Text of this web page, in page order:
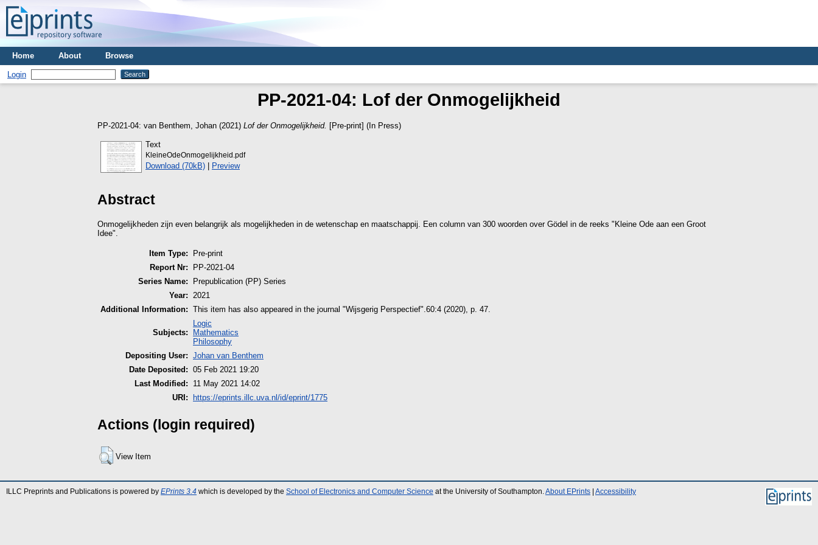
Home About Browse
Login
PP-2021-04: Lof der Onmogelijkheid
PP-2021-04: van Benthem, Johan (2021) Lof der Onmogelijkheid. [Pre-print] (In Press)
Text
KleineOdeOnmogelijkheid.pdf
Download (70kB) | Preview
Abstract
Onmogelijkheden zijn even belangrijk als mogelijkheden in de wetenschap en maatschappij. Een column van 300 woorden over Gödel in de reeks "Kleine Ode aan een Groot
Idee".
Item Type:
Pre-print
Report Nr:
PP-2021-04
Series Name:
Prepublication (PP) Series
Year:
2021
Additional Information: This item has also appeared in the journal "Wijsgerig Perspectief".60:4 (2020), p. 47.
Subjects:
Logic
Mathematics
Philosophy
Depositing User: Johan van Benthem
Date Deposited: 05 Feb 2021 19:20
Last Modified:
11 May 2021 14:02
URI:
https://eprints.illc.uva.nl/id/eprint/1775
Actions (login required)
View Item
ILLC Preprints and Publications is powered by EPrints 3.4 which is developed by the School of Electronics and Computer Science at the University of Southampton. About EPrints Accessibility